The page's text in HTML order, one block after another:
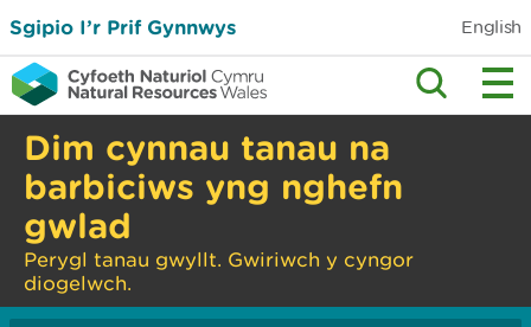
Sgipio I’r Prif Gynnwys English
Dim cynnau tanau na
barbiciws yng nghefn
gwlad
Perygl tanau gwyllt. Gwiriwch y cyngor
diogelwch.